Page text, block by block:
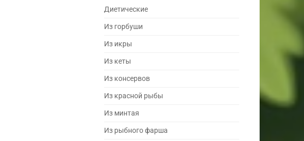
Диетические
Из горбуши
Из икры
Из кеты
Из консервов
Из красной рыбы
Из минтая
Из рыбного фарша